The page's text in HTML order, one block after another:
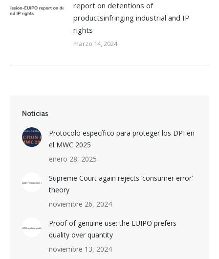
report on detentions of
productsinfringing industrial and IP
rights
marzo 14, 2024
Noticias
Protocolo específico para proteger los DPI en
el MWC 2025
enero 28, 2025
Supreme Court again rejects ‘consumer error’
theory
noviembre 26, 2024
Proof of genuine use: the EUIPO prefers
quality over quantity
noviembre 13, 2024